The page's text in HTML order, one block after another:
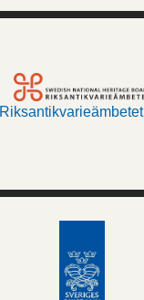
Riksantikvarieämbetet